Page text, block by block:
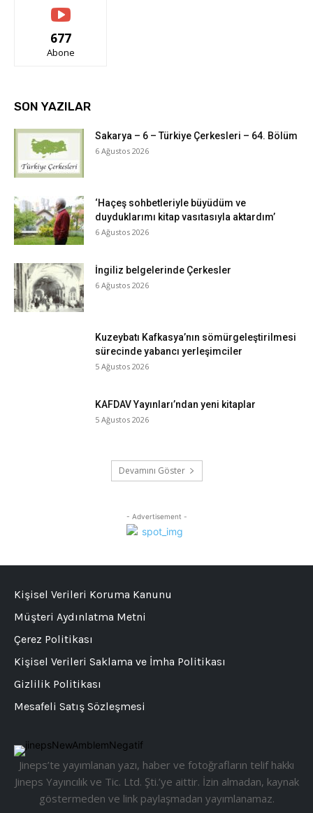
677
Abone
SON YAZILAR
Sakarya – 6 – Türkiye Çerkesleri – 64. Bölüm
6 Ağustos 2026
‘Haçeş sohbetleriyle büyüdüm ve
duyduklarımı kitap vasıtasıyla aktardım’
6 Ağustos 2026
İngiliz belgelerinde Çerkesler
6 Ağustos 2026
Kuzeybatı Kafkasya’nın sömürgeleştirilmesi
sürecinde yabancı yerleşimciler
5 Ağustos 2026
KAFDAV Yayınları’ndan yeni kitaplar
5 Ağustos 2026
Devamını Göster
- Advertisement -
Jineps’te yayımlanan yazı, haber ve fotoğrafların telif hakkı
Jineps Yayıncılık ve Tic. Ltd. Şti.’ye aittir. İzin almadan, kaynak
göstermeden ve link paylaşmadan yayımlanamaz.
Kişisel Verileri Koruma Kanunu
Müşteri Aydınlatma Metni
Çerez Politikası
Kişisel Verileri Saklama ve İmha Politikası
Gizlilik Politikası
Mesafeli Satış Sözleşmesi